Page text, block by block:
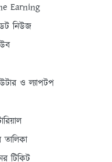
Earning
নিউজ
ও ল্যাপটপ
তালিকা
টিকিট